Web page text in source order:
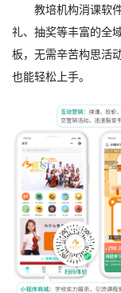
教培机构消课软
礼、抽奖等丰富的全
板，无需辛苦构思活
也能轻松上手。